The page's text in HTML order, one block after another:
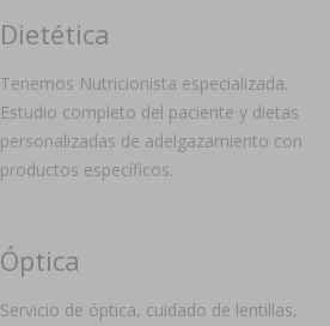
Dietética
Tenemos Nutricionista especializada.
Estudio completo del paciente y dietas
personalizadas de adelgazamiento con
productos específicos.
Óptica
Servicio de óptica, cuidado de lentillas,